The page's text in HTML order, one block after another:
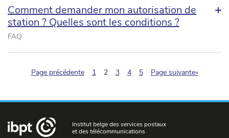
Comment demander mon autorisation de
station ? Quelles sont les conditions ?
FAQ
Page précédente 1 2(pagination.current)
3 4 5 Page suivante»
Institut belge des services postaux
et des télécommunications